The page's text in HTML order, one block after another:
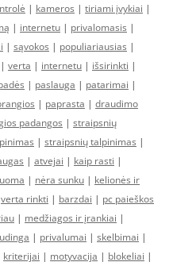
| kameros | tiriami įvykiai |
| internetu | privalomasis |
| sąvokos | populiariausias |
| verta | internetu | išsirinkti |
| paslauga | patarimai |
| paprasta | draudimo
padangos | straipsnių
| straipsnių talpinimas |
| atvejai | kaip rasti |
| nėra sunku | kelionės ir
verta rinkti | barzdai | pc paieškos
| medžiagos ir įrankiai |
| privalumai | skelbimai |
kriterijai | motyvacija | blokeliai |